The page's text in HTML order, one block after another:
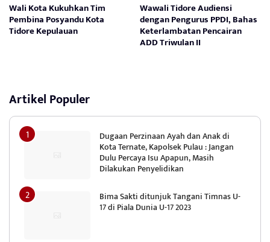
Wali Kota Kukuhkan Tim
Pembina Posyandu Kota
Tidore Kepulauan
Wawali Tidore Audiensi
dengan Pengurus PPDI, Bahas
Keterlambatan Pencairan
ADD Triwulan II
Artikel Populer
Dugaan Perzinaan Ayah dan Anak di
Kota Ternate, Kapolsek Pulau : Jangan
Dulu Percaya Isu Apapun, Masih
Dilakukan Penyelidikan
Bima Sakti ditunjuk Tangani Timnas U-
17 di Piala Dunia U-17 2023